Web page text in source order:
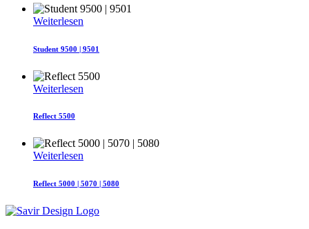
Weiterlesen
Student 9500 | 9501
Weiterlesen
Reflect 5500
Weiterlesen
Reflect 5000 | 5070 | 5080